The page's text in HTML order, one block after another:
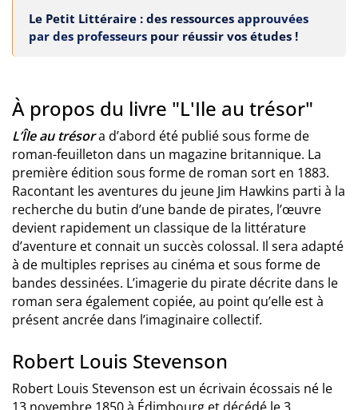
Le Petit Littéraire : des ressources approuvées
par des professeurs pour réussir vos études !
À propos du livre "L'Ile au trésor"
L’Île au trésora d’abord été publié sous forme de
roman-feuilleton dans un magazine britannique. La
première édition sous forme de roman sort en 1883.
Racontant les aventures du jeune Jim Hawkins parti à la
recherche du butin d’une bande de pirates, l’œuvre
devient rapidement un classique de la littérature
d’aventure et connait un succès colossal. Il sera adapté
à de multiples reprises au cinéma et sous forme de
bandes dessinées. L’imagerie du pirate décrite dans le
roman sera également copiée, au point qu’elle est à
présent ancrée dans l’imaginaire collectif.
Robert Louis Stevenson
Robert Louis Stevenson est un écrivain écossais né le